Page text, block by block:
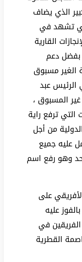
الذي يضاف
تشهد في
القارية
بفضل دعم
الغير مسبوق
الرئيس عبد
المسبوق ،
التي ترفع راية
من أجل
عليه جميع
وهو رفع اسم
على
عليه
في
القطرية